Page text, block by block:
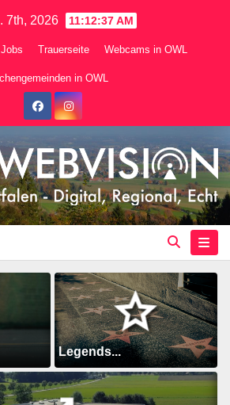
7th, 2026 11:12:39 AM
Jobs Trauerseite Webcams in OWL
in OWL
Legends...